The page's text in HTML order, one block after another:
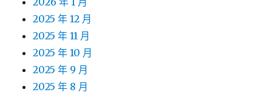
2025 年 12 月
2025 年 11 月
2025 年 10 月
2025 年 9 月
2025 年 8 月